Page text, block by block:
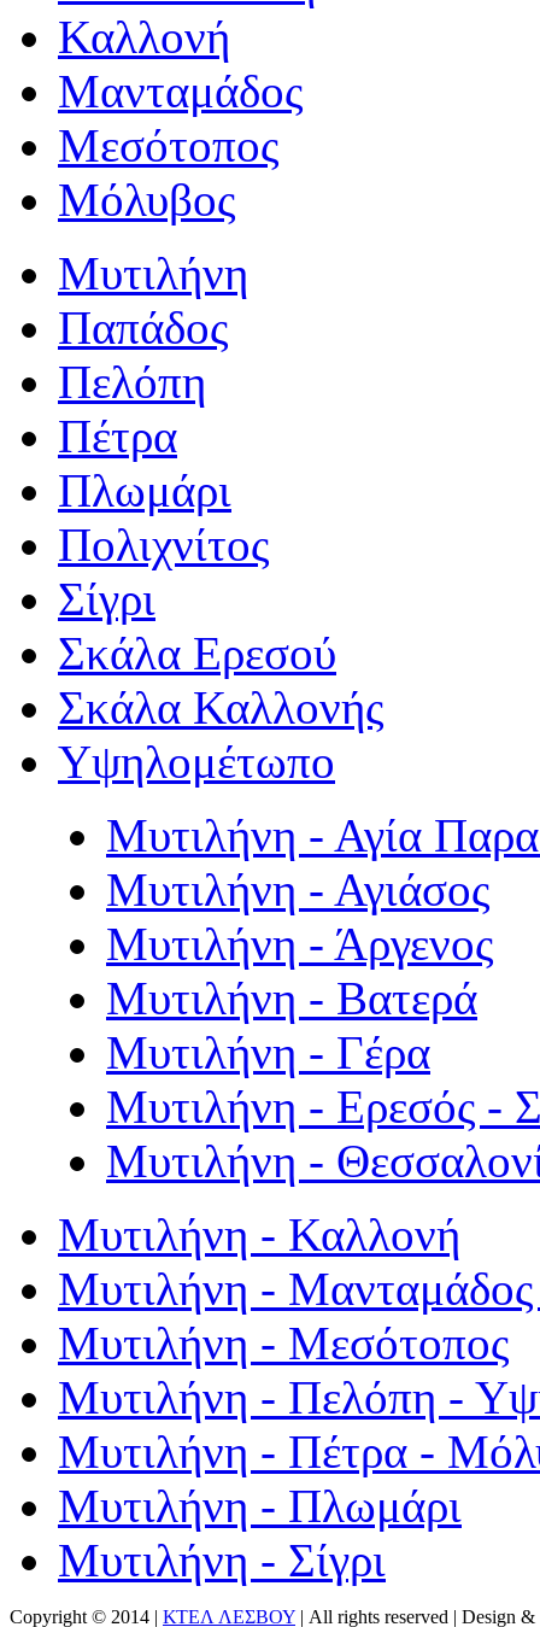
Καλλονή
Μανταμάδος
Μεσότοπος
Μόλυβος
Μυτιλήνη
Παπάδος
Πελόπη
Πέτρα
Πλωμάρι
Πολιχνίτος
Σίγρι
Σκάλα Ερεσού
Σκάλα Καλλονής
Υψηλομέτωπο
Μυτιλήνη - Αγία
Μυτιλήνη - Αγιάσος
Μυτιλήνη - Άργενος
Μυτιλήνη - Βατερά
Μυτιλήνη - Γέρα
Μυτιλήνη - Ερεσός -
Μυτιλήνη -
Μυτιλήνη - Καλλονή
Μυτιλήνη - Μανταμάδος
Μυτιλήνη - Μεσότοπος
Μυτιλήνη - Πελόπη -
Μυτιλήνη - Πέτρα -
Μυτιλήνη - Πλωμάρι
Μυτιλήνη - Σίγρι
Copyright © 2014 | ΚΤΕΛ ΛΕΣΒΟΥ | All rights reserved | Design &